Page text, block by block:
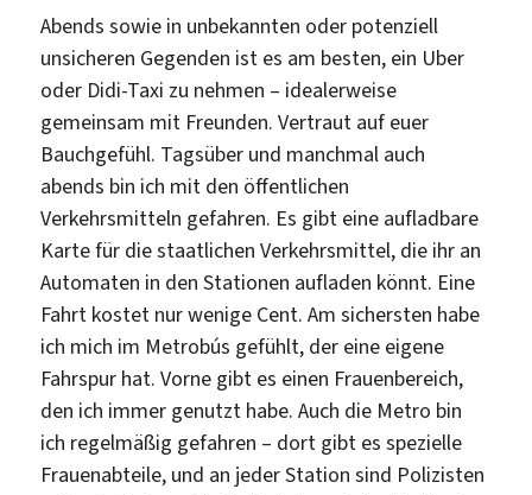
Abends sowie in unbekannten oder potenziell
unsicheren Gegenden ist es am besten, ein Uber
oder Didi-Taxi zu nehmen – idealerweise
gemeinsam mit Freunden. Vertraut auf euer
Bauchgefühl. Tagsüber und manchmal auch
abends bin ich mit den öffentlichen
Verkehrsmitteln gefahren. Es gibt eine aufladbare
Karte für die staatlichen Verkehrsmittel, die ihr an
Automaten in den Stationen aufladen könnt. Eine
Fahrt kostet nur wenige Cent. Am sichersten habe
ich mich im Metrobús gefühlt, der eine eigene
Fahrspur hat. Vorne gibt es einen Frauenbereich,
den ich immer genutzt habe. Auch die Metro bin
ich regelmäßig gefahren – dort gibt es spezielle
Frauenabteile, und an jeder Station sind Polizisten